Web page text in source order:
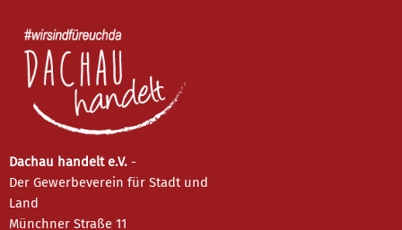
Dachau handelt e.V. -
Der Gewerbeverein für Stadt und
Land
Münchner Straße 11